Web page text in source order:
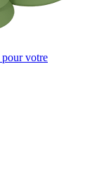
pour votre